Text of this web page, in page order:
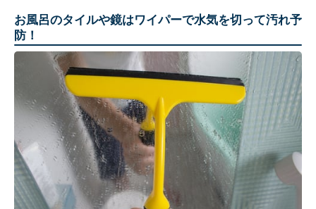
お風呂のタイルや鏡はワイパーで水気を切って汚れ予
防！